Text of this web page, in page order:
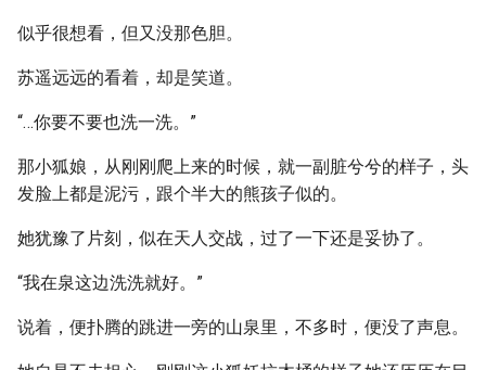
似乎很想看，但又没那色胆。
苏遥远远的看着，却是笑道。
“…你要不要也洗一洗。”
那小狐娘，从刚刚爬上来的时候，就一副脏兮兮的样子，头
发脸上都是泥污，跟个半大的熊孩子似的。
她犹豫了片刻，似在天人交战，过了一下还是妥协了。
“我在泉这边洗洗就好。”
说着，便扑腾的跳进一旁的山泉里，不多时，便没了声息。